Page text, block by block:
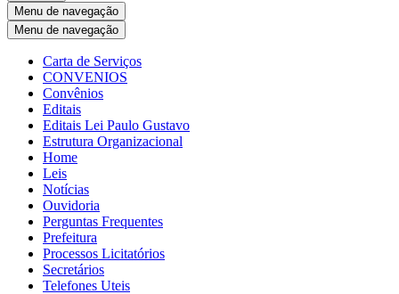
Menu de navegação
Menu de navegação
Carta de Serviços
CONVENIOS
Convênios
Editais
Editais Lei Paulo Gustavo
Estrutura Organizacional
Home
Leis
Notícias
Ouvidoria
Perguntas Frequentes
Prefeitura
Processos Licitatórios
Secretários
Telefones Uteis